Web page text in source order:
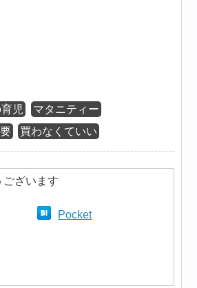
児
マタニティー
買わなくていい
ございます
Pocket